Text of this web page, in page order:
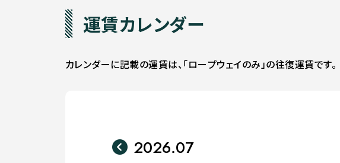
運賃カレンダー
カレンダーに記載の運賃は、「ロープウェイのみ」の往復運賃です。
2026.07